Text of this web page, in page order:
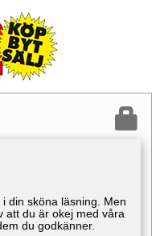
din sköna läsning. Men
att du är okej med våra
du godkänner.